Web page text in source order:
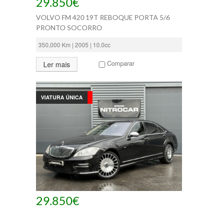
VOLVO FM 420 19T REBOQUE PORTA 5/6
PRONTO SOCORRO
350,000 Km | 2005 | 10.0cc
Ler mais Comparar
VIATURA ÚNICA
29.850€